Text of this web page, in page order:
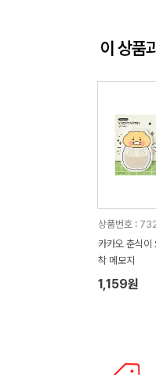
이 상품
상품번호 :
카카오 춘식이
착 메모지
1,159원